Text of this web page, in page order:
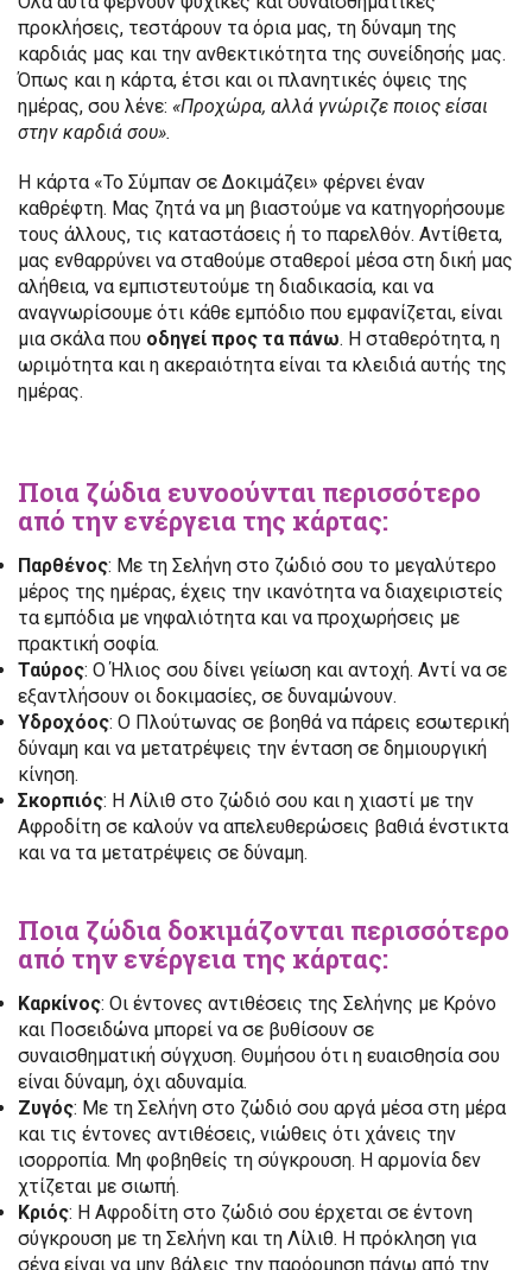
προκλήσεις, τεστάρουν τα όρια μας, τη δύναμη της
καρδιάς μας και την ανθεκτικότητα της συνείδησής μας.
Όπως και η κάρτα, έτσι και οι πλανητικές όψεις της
ημέρας, σου λένε: «Προχώρα, αλλά γνώριζε ποιος είσαι
στην καρδιά σου».
Η κάρτα «Το Σύμπαν σε Δοκιμάζει» φέρνει έναν
καθρέφτη. Μας ζητά να μη βιαστούμε να κατηγορήσουμε
τους άλλους, τις καταστάσεις ή το παρελθόν. Αντίθετα,
μας ενθαρρύνει να σταθούμε σταθεροί μέσα στη δική μας
αλήθεια, να εμπιστευτούμε τη διαδικασία, και να
αναγνωρίσουμε ότι κάθε εμπόδιο που εμφανίζεται, είναι
μια σκάλα που οδηγεί προς τα πάνω. Η σταθερότητα, η
ωριμότητα και η ακεραιότητα είναι τα κλειδιά αυτής της
ημέρας.
Ποια ζώδια ευνοούνται περισσότερο
από την ενέργεια της κάρτας:
Παρθένος: Με τη Σελήνη στο ζώδιό σου το μεγαλύτερο
μέρος της ημέρας, έχεις την ικανότητα να διαχειριστείς
τα εμπόδια με νηφαλιότητα και να προχωρήσεις με
πρακτική σοφία.
Ταύρος: Ο Ήλιος σου δίνει γείωση και αντοχή. Αντί να σε
εξαντλήσουν οι δοκιμασίες, σε δυναμώνουν.
Υδροχόος: Ο Πλούτωνας σε βοηθά να πάρεις εσωτερική
δύναμη και να μετατρέψεις την ένταση σε δημιουργική
κίνηση.
Σκορπιός: Η Λίλιθ στο ζώδιό σου και η χιαστί με την
Αφροδίτη σε καλούν να απελευθερώσεις βαθιά ένστικτα
και να τα μετατρέψεις σε δύναμη.
Ποια ζώδια δοκιμάζονται περισσότερο
από την ενέργεια της κάρτας:
Καρκίνος: Οι έντονες αντιθέσεις της Σελήνης με Κρόνο
και Ποσειδώνα μπορεί να σε βυθίσουν σε
συναισθηματική σύγχυση. Θυμήσου ότι η ευαισθησία σου
είναι δύναμη, όχι αδυναμία.
Ζυγός: Με τη Σελήνη στο ζώδιό σου αργά μέσα στη μέρα
και τις έντονες αντιθέσεις, νιώθεις ότι χάνεις την
ισορροπία. Μη φοβηθείς τη σύγκρουση. Η αρμονία δεν
χτίζεται με σιωπή.
Κριός: Η Αφροδίτη στο ζώδιό σου έρχεται σε έντονη
σύγκρουση με τη Σελήνη και τη Λίλιθ. Η πρόκληση για
σένα είναι να μην βάλεις την παρόρμηση πάνω από την